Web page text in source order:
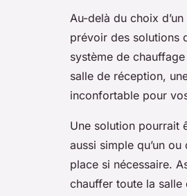
Au-delà du choix
prévoir des solutions
système de
salle de réception,
inconfortable pour
Une solution pourrait
aussi simple qu’un
place si nécessaire.
chauffer toute la salle